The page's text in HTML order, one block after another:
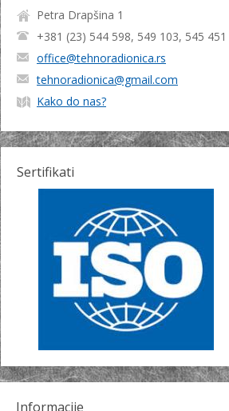
Petra Drapšina 1
+381 (23) 544 598, 549 103, 545 451
office@tehnoradionica.rs
tehnoradionica@gmail.com
Kako do nas?
Sertifikati
Informacije